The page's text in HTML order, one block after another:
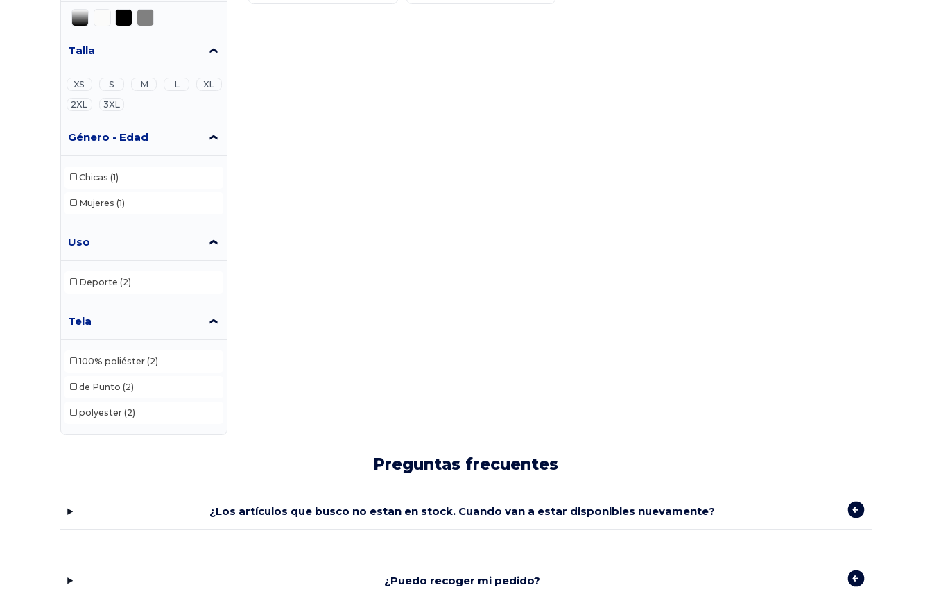
Talla
XS S M L
XL
2XL
3XL
Género - Edad
Chicas (1)
Mujeres (1)
Uso
Deporte (2)
Tela
100% poliéster (2)
de Punto (2)
polyester (2)
Preguntas frecuentes
¿Los artículos que busco no estan en stock. Cuando van a estar disponibles nuevamente?
¿Puedo recoger mi pedido?